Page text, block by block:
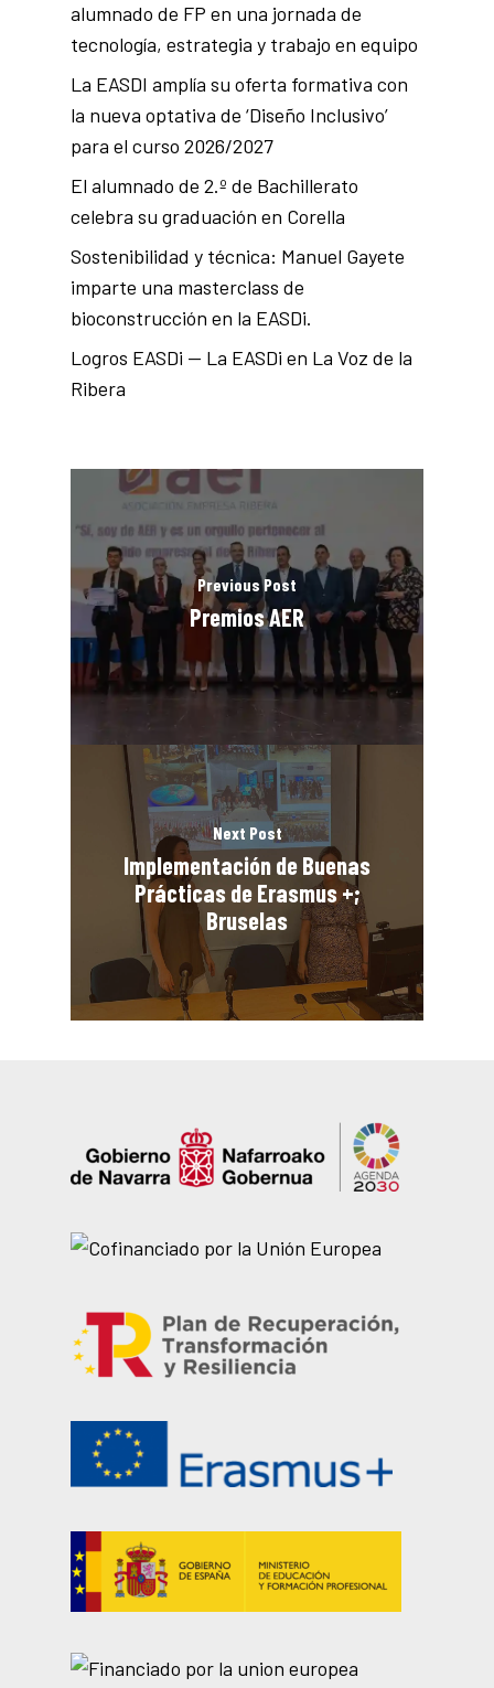
alumnado de FP en una jornada de
tecnología, estrategia y trabajo en equipo
La EASDI amplía su oferta formativa con
la nueva optativa de ‘Diseño Inclusivo’
para el curso 2026/2027
El alumnado de 2.º de Bachillerato
celebra su graduación en Corella
Sostenibilidad y técnica: Manuel Gayete
imparte una masterclass de
bioconstrucción en la EASDi.
Logros EASDi — La EASDi en La Voz de la
Ribera
Previous Post
Premios AER
Next Post
Implementación de Buenas
Prácticas de Erasmus +;
Bruselas